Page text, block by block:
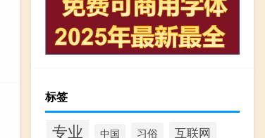
标签
专业 中国 习俗 互联网